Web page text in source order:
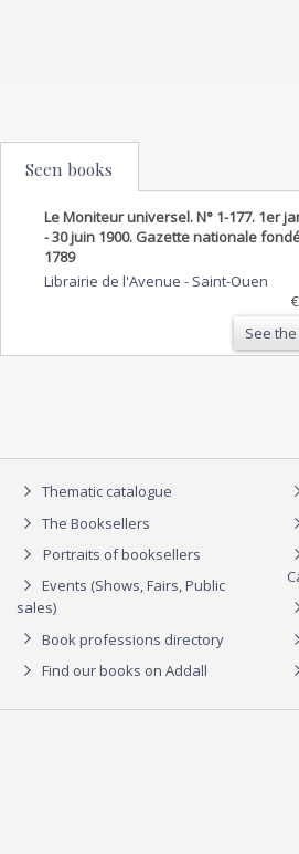
Seen books
Le Moniteur universel. N° 1-177. 1er
- 30 juin 1900. Gazette nationale
1789
Librairie de l'Avenue - Saint-Ouen
See
Thematic catalogue
The Booksellers
Portraits of booksellers
Events (Shows, Fairs, Public
sales)
Book professions directory
Find our books on Addall